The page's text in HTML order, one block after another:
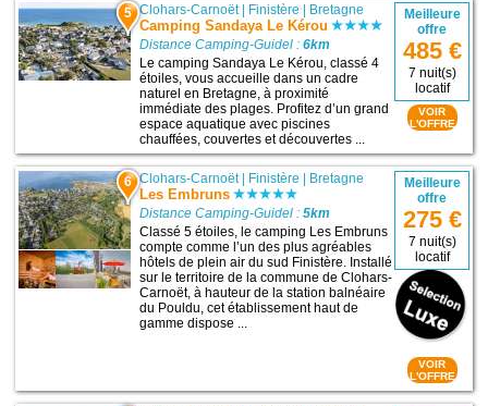
5 Clohars-Carnoët| Finistère | Bretagne
Camping Sandaya Le Kérou
Distance Camping-Guidel :6km
Le camping Sandaya Le Kérou, classé 4
étoiles, vous accueille dans un cadre
naturel en Bretagne, à proximité
immédiate des plages. Profitez d’un grand
espace aquatique avec piscines
chauffées, couvertes et découvertes ...
Meilleure
offre
485 €
7 nuit(s)
locatif
VOIR
L'OFFRE
6 Clohars-Carnoët| Finistère | Bretagne
Les Embruns
Distance Camping-Guidel :5km
Classé 5 étoiles, le camping Les Embruns
compte comme l’un des plus agréables
hôtels de plein air du sud Finistère. Installé
sur le territoire de la commune de Clohars-
Carnoët, à hauteur de la station balnéaire
du Pouldu, cet établissement haut de
gamme dispose ...
Meilleure
offre
275 €
7 nuit(s)
locatif
VOIR
L'OFFRE